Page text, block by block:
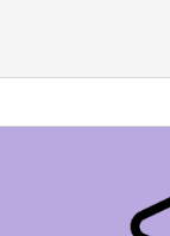
tràmits